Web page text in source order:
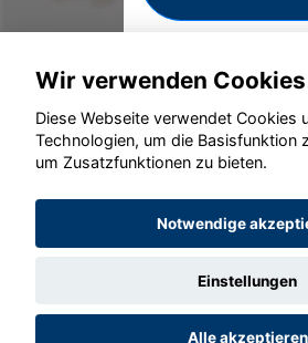
© konjunkturmotor.de GmbH
Wir verwenden Cookies
Diese Webseite verwendet Cookies
Technologien, um die Basisfunktion
um Zusatzfunktionen zu bieten.
Notwendige
Einstellungen
Alle akzeptieren